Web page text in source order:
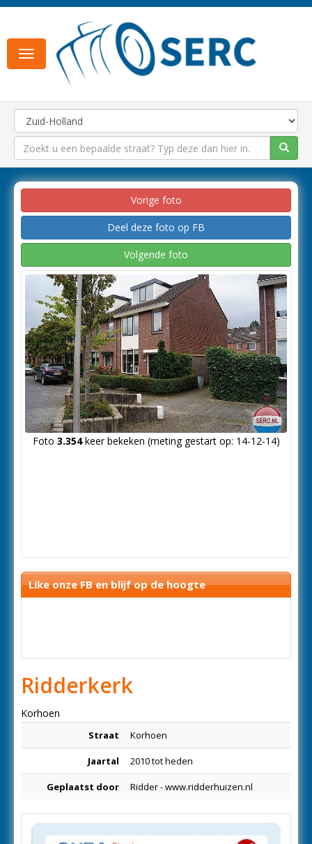
Toggle
navigation
Vorige foto
Deel deze foto op FB
Volgende foto
Foto 3.354keer bekeken (meting gestart op: 14-12-14)
Like onze FB en blijf op de hoogte
Ridderkerk
Korhoen
Straat Korhoen
Jaartal 2010 tot heden
Geplaatst door Ridder - www.ridderhuizen.nl